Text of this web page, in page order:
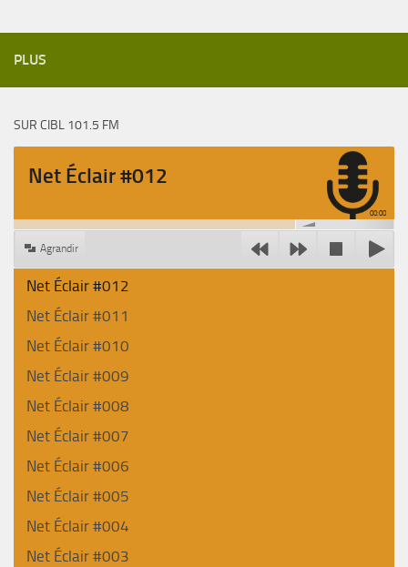
PLUS
SUR CIBL 101.5 FM
Net Éclair #012
00:00
Agrandir
Net Éclair #012
Net Éclair #011
Net Éclair #010
Net Éclair #009
Net Éclair #008
Net Éclair #007
Net Éclair #006
Net Éclair #005
Net Éclair #004
Net Éclair #003